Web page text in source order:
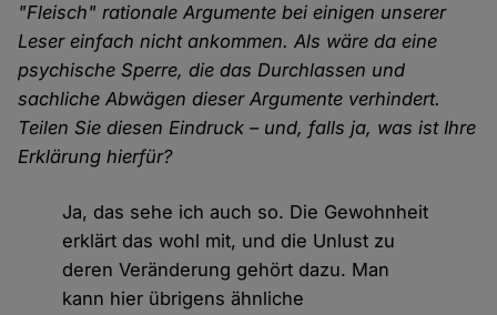
"Fleisch" rationale Argumente bei einigen unserer
Leser einfach nicht ankommen. Als wäre da eine
psychische Sperre, die das Durchlassen und
sachliche Abwägen dieser Argumente verhindert.
Teilen Sie diesen Eindruck – und, falls ja, was ist Ihre
Erklärung hierfür?
Ja, das sehe ich auch so. Die Gewohnheit
erklärt das wohl mit, und die Unlust zu
deren Veränderung gehört dazu. Man
kann hier übrigens ähnliche